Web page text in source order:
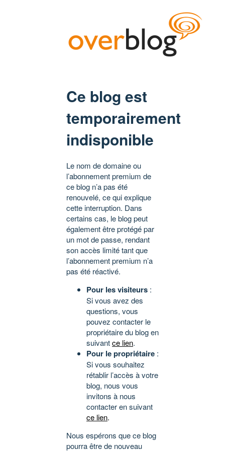
Ce blog est
temporairement
indisponible
Le nom de domaine ou
l’abonnement premium de
ce blog n’a pas été
renouvelé, ce qui explique
cette interruption. Dans
certains cas, le blog peut
également être protégé par
un mot de passe, rendant
son accès limité tant que
l’abonnement premium n’a
pas été réactivé.
Pour les visiteurs :
Si vous avez des
questions, vous
pouvez contacter le
propriétaire du blog en
suivantce lien.
Pour le propriétaire :
Si vous souhaitez
rétablir l’accès à votre
blog, nous vous
invitons à nous
contacter en suivant
ce lien.
Nous espérons que ce blog
pourra être de nouveau